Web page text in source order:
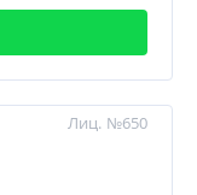
Лиц. №650